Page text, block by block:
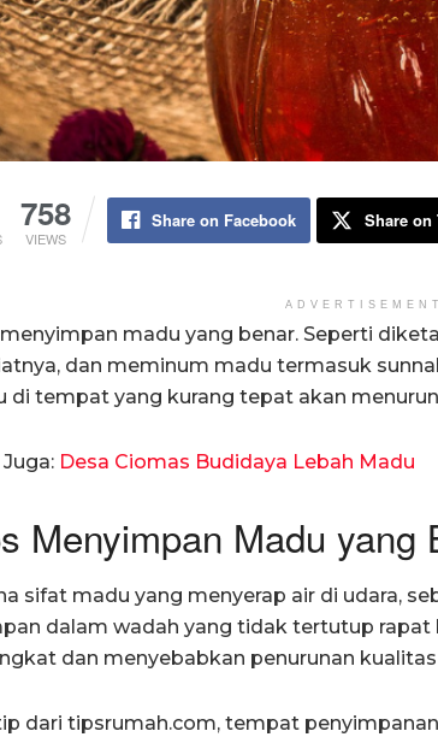
758
VIEWS
Share on Facebook Share on
ADVERTISEMENT
madu yang benar. Seperti
dan meminum madu termasuk
di tempat yang kurang tepat akan
Desa Ciomas Budidaya Lebah Madu
Menyimpan Madu yang
sifat madu yang menyerap air di udara,
dalam wadah yang tidak tertutup rapat
dan menyebabkan penurunan
dari tipsrumah.com, tempat